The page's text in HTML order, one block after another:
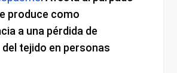
produce como
a una pérdida de
tejido en personas